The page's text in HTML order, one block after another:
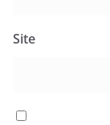
Site